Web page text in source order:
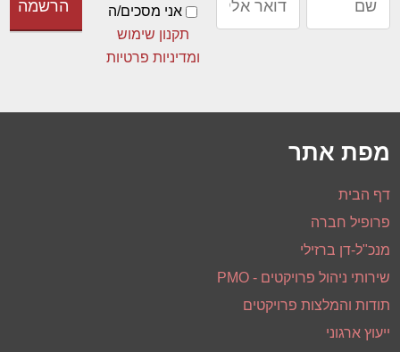
אני מסכים/ה
תקנון שימוש
ומדיניות פרטיות
מפת אתר
דף הבית
פרופיל חברה
מנכ"ל-דן ברזילי
שירותי ניהול פרויקטים - PMO
תודות והמלצות פרויקטים
ייעוץ ארגוני